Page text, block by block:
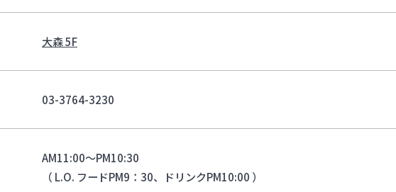
大森 5F
03-3764-3230
AM11:00～PM10:30
（ L.O. フードPM9：30、ドリンクPM10:00 ）